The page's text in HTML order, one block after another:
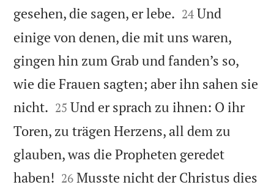
gesehen, die sagen, er lebe. 

24 Und
einige von denen, die mit uns waren,
gingen hin zum Grab und fanden’s so,
wie die Frauen sagten; aber ihn sahen sie
nicht. 

25 Und er sprach zu ihnen: O ihr
Toren, zu trägen Herzens, all dem zu
glauben, was die Propheten geredet
haben! 

26 Musste nicht der Christus dies